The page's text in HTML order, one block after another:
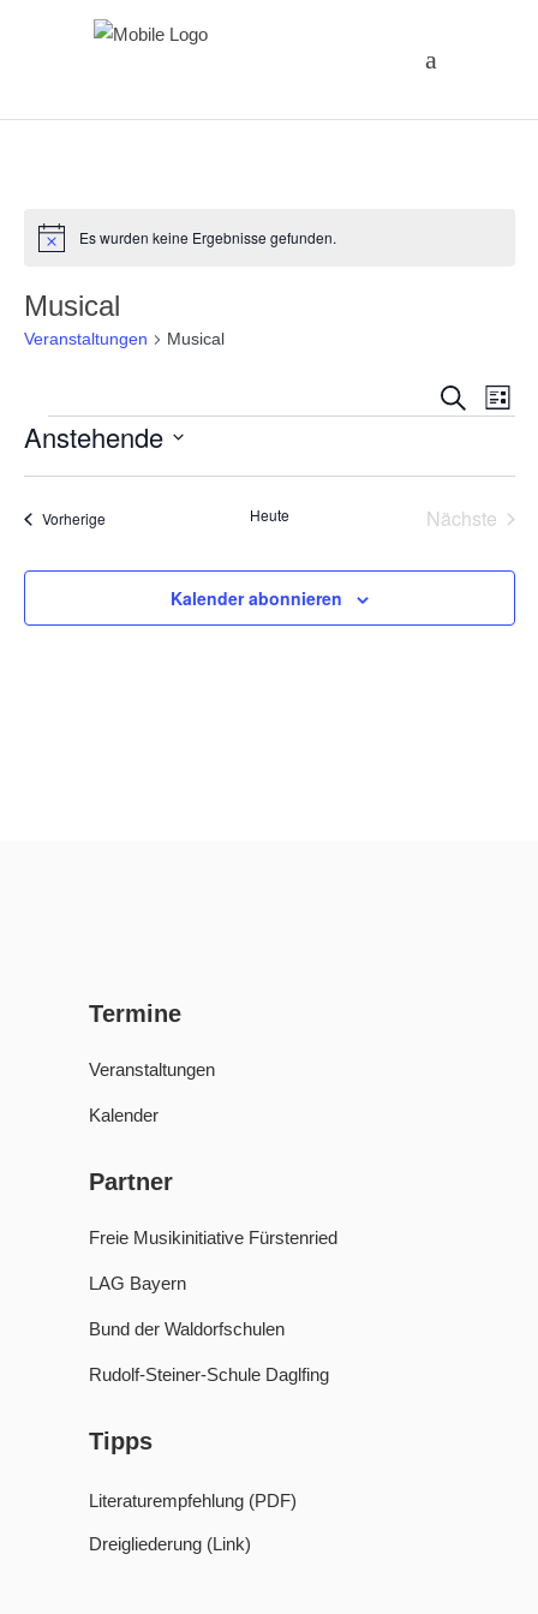
HinweisEs wurden keine Ergebnisse gefunden.
Musical
Veranstaltungen Musical
und
Suche
Liste
Veranstaltungen
Anstehende
VorherigeVeranstaltungen Heute
Nächste
Kalender abonnieren
Termine
Veranstaltungen
Kalender
Partner
Freie Musikinitiative Fürstenried
LAG Bayern
Bund der Waldorfschulen
Rudolf-Steiner-Schule Daglfing
Tipps
Literaturempfehlung (PDF)
Dreigliederung (Link)